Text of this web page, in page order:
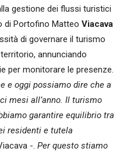
gestione dei flussi turistici
di Portofino Matteo Viacava
di governare il turismo
annunciando
per monitorare le presenze.
e oggi possiamo dire che a
mesi all’anno. Il turismo
garantire equilibrio tra
residenti e tutela
-. Per questo stiamo